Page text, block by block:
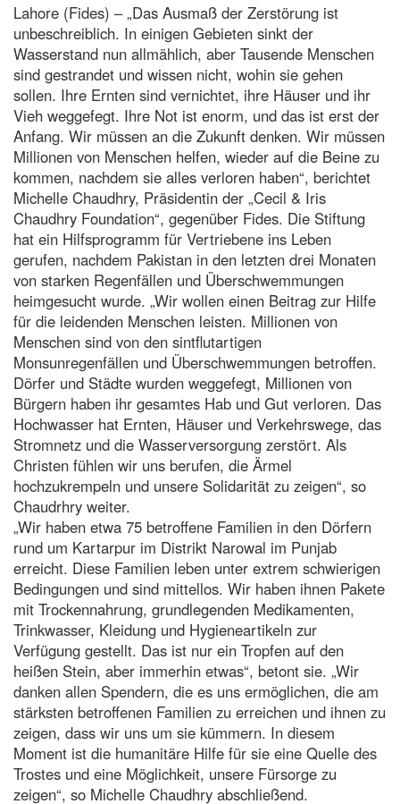
Lahore (Fides) – „Das Ausmaß der Zerstörung ist
unbeschreiblich. In einigen Gebieten sinkt der
Wasserstand nun allmählich, aber Tausende Menschen
sind gestrandet und wissen nicht, wohin sie gehen
sollen. Ihre Ernten sind vernichtet, ihre Häuser und ihr
Vieh weggefegt. Ihre Not ist enorm, und das ist erst der
Anfang. Wir müssen an die Zukunft denken. Wir müssen
Millionen von Menschen helfen, wieder auf die Beine zu
kommen, nachdem sie alles verloren haben“, berichtet
Michelle Chaudhry, Präsidentin der „Cecil & Iris
Chaudhry Foundation“, gegenüber Fides. Die Stiftung
hat ein Hilfsprogramm für Vertriebene ins Leben
gerufen, nachdem Pakistan in den letzten drei Monaten
von starken Regenfällen und Überschwemmungen
heimgesucht wurde. „Wir wollen einen Beitrag zur Hilfe
für die leidenden Menschen leisten. Millionen von
Menschen sind von den sintflutartigen
Monsunregenfällen und Überschwemmungen betroffen.
Dörfer und Städte wurden weggefegt, Millionen von
Bürgern haben ihr gesamtes Hab und Gut verloren. Das
Hochwasser hat Ernten, Häuser und Verkehrswege, das
Stromnetz und die Wasserversorgung zerstört. Als
Christen fühlen wir uns berufen, die Ärmel
hochzukrempeln und unsere Solidarität zu zeigen“, so
Chaudrhry weiter.
„Wir haben etwa 75 betroffene Familien in den Dörfern
rund um Kartarpur im Distrikt Narowal im Punjab
erreicht. Diese Familien leben unter extrem schwierigen
Bedingungen und sind mittellos. Wir haben ihnen Pakete
mit Trockennahrung, grundlegenden Medikamenten,
Trinkwasser, Kleidung und Hygieneartikeln zur
Verfügung gestellt. Das ist nur ein Tropfen auf den
heißen Stein, aber immerhin etwas“, betont sie. „Wir
danken allen Spendern, die es uns ermöglichen, die am
stärksten betroffenen Familien zu erreichen und ihnen zu
zeigen, dass wir uns um sie kümmern. In diesem
Moment ist die humanitäre Hilfe für sie eine Quelle des
Trostes und eine Möglichkeit, unsere Fürsorge zu
zeigen“, so Michelle Chaudhry abschließend.